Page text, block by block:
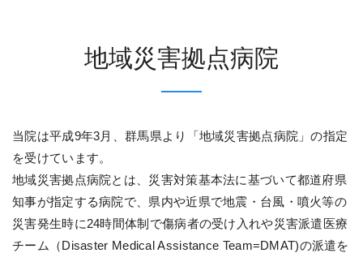
地域災害拠点病院
当院は平成9年3月、群馬県より「地域災害拠点病院」の指定
を受けています。
地域災害拠点病院とは、災害対策基本法に基づいて都道府県
知事が指定する病院で、県内や近県で地震・台風・噴火等の
災害発生時に24時間体制で傷病者の受け入れや災害派遣医療
チーム（Disaster Medical Assistance Team=DMAT)の派遣を